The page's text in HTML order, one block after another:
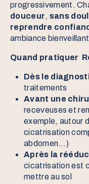
progressivement.
douceur, sans
reprendre
ambiance
Quand pratiquer
Dès le
traitements
Avant une
receveuses et
exemple, autour
cicatrisation
abdomen…)
Après la
cicatrisation est
mettre au sol